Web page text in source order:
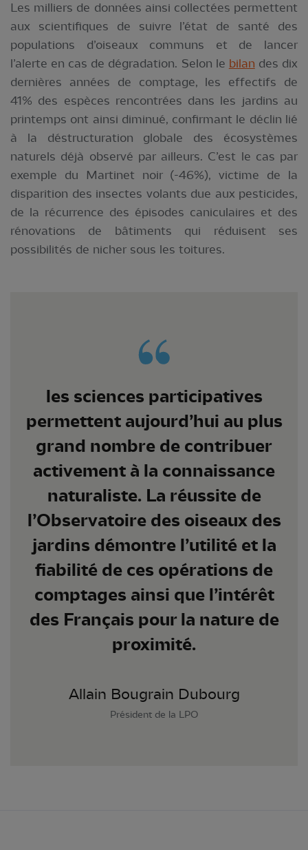
Les milliers de données ainsi collectées permettent
aux scientifiques de suivre l’état de santé des
populations d’oiseaux communs et de lancer
l’alerte en cas de dégradation. Selon le bilan des dix
dernières années de comptage, les effectifs de
41% des espèces rencontrées dans les jardins au
printemps ont ainsi diminué, confirmant le déclin lié
à la déstructuration globale des écosystèmes
naturels déjà observé par ailleurs. C’est le cas par
exemple du Martinet noir (-46%), victime de la
disparition des insectes volants due aux pesticides,
de la récurrence des épisodes caniculaires et des
rénovations de bâtiments qui réduisent ses
possibilités de nicher sous les toitures.
les sciences participatives
permettent aujourd’hui au plus
grand nombre de contribuer
activement à la connaissance
naturaliste. La réussite de
l’Observatoire des oiseaux des
jardins démontre l’utilité et la
fiabilité de ces opérations de
comptages ainsi que l’intérêt
des Français pour la nature de
proximité.
Allain Bougrain Dubourg
Président de la LPO